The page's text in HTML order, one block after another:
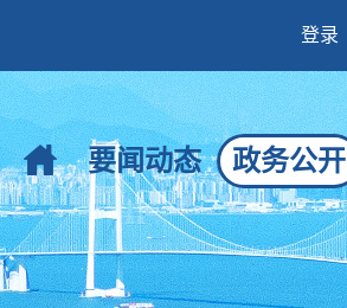
登录
要闻动态 政务公开